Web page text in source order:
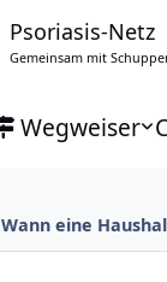
Psoriasis-Netz
Gemeinsam mit
Wegweiser
Wann eine